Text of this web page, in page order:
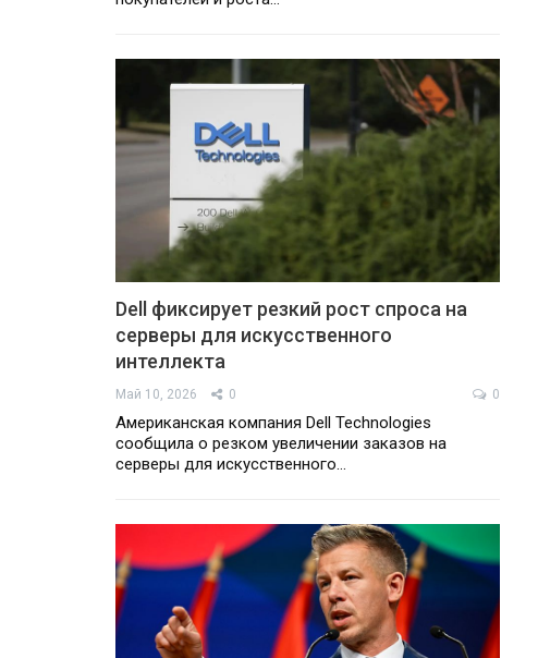
Dell фиксирует резкий рост спроса на
серверы для искусственного
интеллекта
Май 10, 2026 0 0
Американская компания Dell Technologies
сообщила о резком увеличении заказов на
серверы для искусственного…